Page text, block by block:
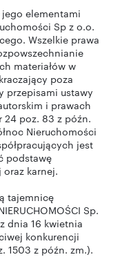
jego elementami
Sp z o.o.
Wszelkie prawa
materiałów w
poza
przepisami ustawy
i prawach
24 poz. 83 z późn.
Nieruchomości
jest
podstawę
karnej.
tajemnicę
Sp.
dnia 16 kwietnia
konkurencji
1503 z późn. zm.).